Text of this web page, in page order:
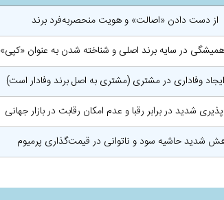
از دست دادن «اصالت» و هویت منحصربه‌فرد برند
در سایه برند اصلی و شناخته شدن به عنوان «کپی»
وفاداری در مشتری (مشتری به اصل برند وفادار است)
شدید در برابر رقبا و عدم امکان رقابت در بازار جهانی
شدید حاشیه سود و ناتوانی در قیمت‌گذاری پرمیوم